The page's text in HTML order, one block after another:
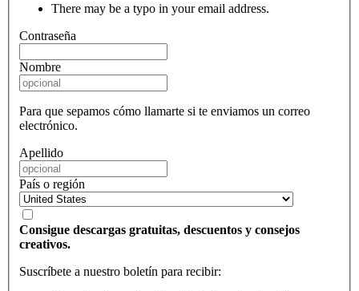
There may be a typo in your email address.
Contraseña
Nombre
Para que sepamos cómo llamarte si te enviamos un correo
electrónico.
Apellido
País o región
Consigue descargas gratuitas, descuentos y consejos
creativos.
Suscríbete a nuestro boletín para recibir: